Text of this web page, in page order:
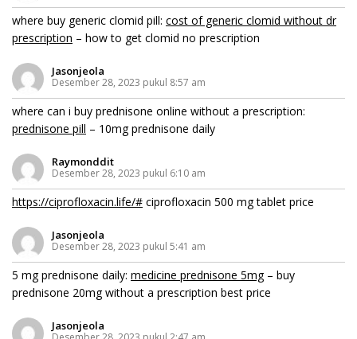
where buy generic clomid pill: cost of generic clomid without dr
prescription – how to get clomid no prescription
Jasonjeola
Desember 28, 2023 pukul 8:57 am
where can i buy prednisone online without a prescription:
prednisone pill – 10mg prednisone daily
Raymonddit
Desember 28, 2023 pukul 6:10 am
https://ciprofloxacin.life/# ciprofloxacin 500 mg tablet price
Jasonjeola
Desember 28, 2023 pukul 5:41 am
5 mg prednisone daily: medicine prednisone 5mg– buy
prednisone 20mg without a prescription best price
Jasonjeola